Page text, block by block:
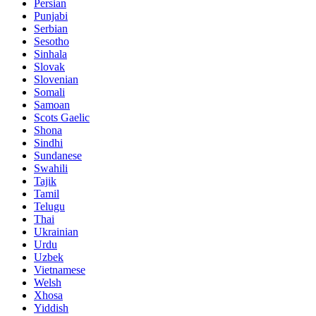
Persian
Punjabi
Serbian
Sesotho
Sinhala
Slovak
Slovenian
Somali
Samoan
Scots Gaelic
Shona
Sindhi
Sundanese
Swahili
Tajik
Tamil
Telugu
Thai
Ukrainian
Urdu
Uzbek
Vietnamese
Welsh
Xhosa
Yiddish